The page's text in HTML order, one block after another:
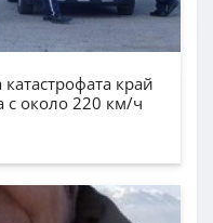
край
с около 220 км/ч